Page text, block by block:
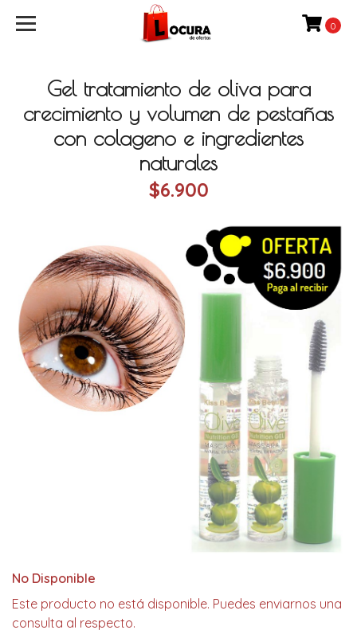
0
Gel tratamiento de oliva para
crecimiento y volumen de pestañas
con colageno e ingredientes
naturales
$6.900
No Disponible
Este producto no está disponible. Puedes enviarnos una
consulta al respecto.